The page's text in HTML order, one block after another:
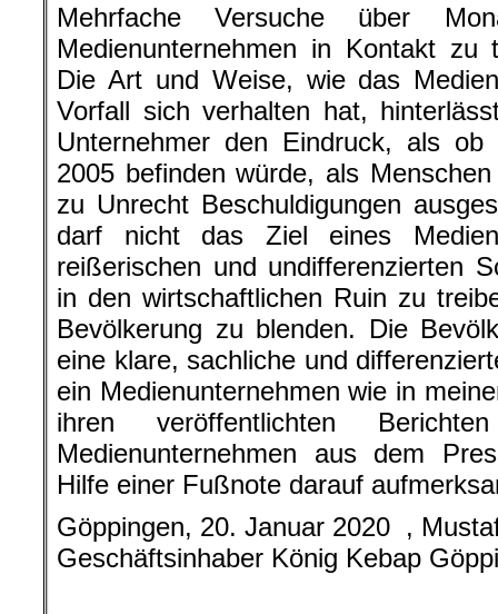
Mehrfache Versuche über
Medienunternehmen in Kontakt zu
Die Art und Weise, wie das
Vorfall sich verhalten hat,
Unternehmer den Eindruck, als
2005 befinden würde, als
zu Unrecht Beschuldigungen
darf nicht das Ziel eines
reißerischen und undifferenzierten
in den wirtschaftlichen Ruin zu
Bevölkerung zu blenden. Die
eine klare, sachliche und
ein Medienunternehmen wie in
ihren veröffentlichten
Medienunternehmen aus dem
Hilfe einer Fußnote darauf
Göppingen, 20. Januar 2020 ,
Geschäftsinhaber König Kebap